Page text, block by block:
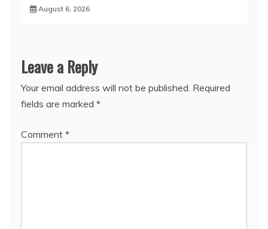
August 6, 2026
Leave a Reply
Your email address will not be published. Required
fields are marked *
Comment *